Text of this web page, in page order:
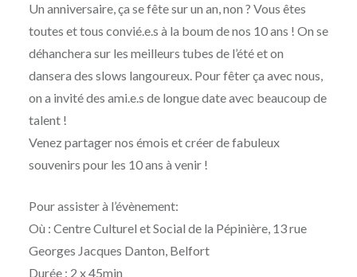
Un anniversaire, ça se fête sur un an, non ? Vous êtes
toutes et tous convié.e.s à la boum de nos 10 ans ! On se
déhanchera sur les meilleurs tubes de l’été et on
dansera des slows langoureux. Pour fêter ça avec nous,
on a invité des ami.e.s de longue date avec beaucoup de
talent !
Venez partager nos émois et créer de fabuleux
souvenirs pour les 10 ans à venir !
Pour assister à l’évènement:
Où : Centre Culturel et Social de la Pépinière, 13 rue
Georges Jacques Danton, Belfort
Durée : 2 x 45min